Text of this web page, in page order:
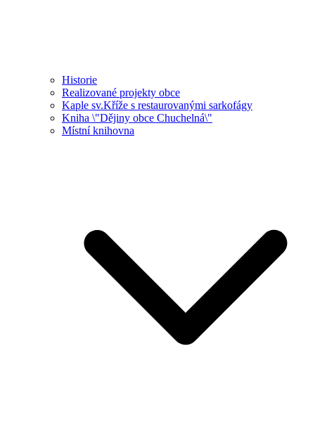
Historie
Realizované projekty obce
Kaple sv.Kříže s restaurovanými sarkofágy
Kniha \"Dějiny obce Chuchelná\"
Místní knihovna